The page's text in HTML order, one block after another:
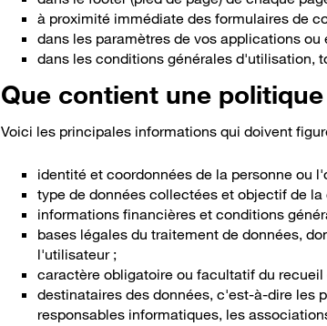
à proximité immédiate des formulaires de
dans les paramètres de vos applications ou
dans les conditions générales d'utilisation,
Que contient une
Voici les principales informations qui doivent
identité et coordonnées de la personne ou
type de données collectées et objectif de
informations financières et conditions
bases légales du traitement de données,
l'utilisateur ;
caractère obligatoire ou facultatif du recueil
destinataires des données, c'est-à-dire les
responsables informatiques, les